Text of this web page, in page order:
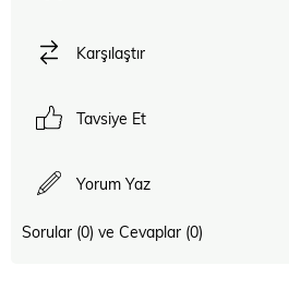
Karşılaştır
Tavsiye Et
Yorum Yaz
Sorular (0) ve Cevaplar (0)